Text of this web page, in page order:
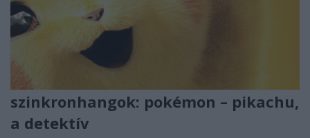
szinkronhangok: pokémon – pikachu,
a detektív